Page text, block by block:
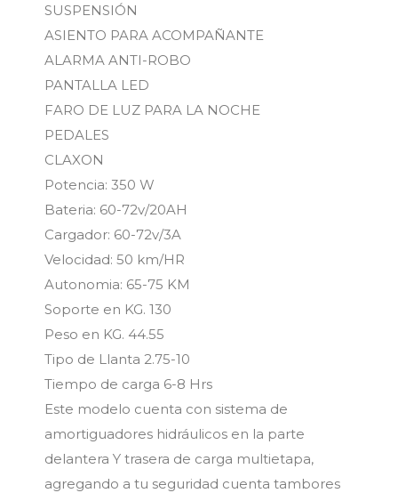
SUSPENSIÓN
ASIENTO PARA ACOMPAÑANTE
ALARMA ANTI-ROBO
PANTALLA LED
FARO DE LUZ PARA LA NOCHE
PEDALES
CLAXON
Potencia: 350 W
Bateria: 60-72v/20AH
Cargador: 60-72v/3A
Velocidad: 50 km/HR
Autonomia: 65-75 KM
Soporte en KG. 130
Peso en KG. 44.55
Tipo de Llanta 2.75-10
Tiempo de carga 6-8 Hrs
Este modelo cuenta con sistema de
amortiguadores hidráulicos en la parte
delantera Y trasera de carga multietapa,
agregando a tu seguridad cuenta tambores